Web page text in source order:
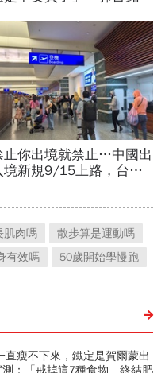
肌肉嗎
散步算是運動嗎
有效嗎 50歲開始學慢跑
直瘦不下來，鐵定是賀爾蒙出